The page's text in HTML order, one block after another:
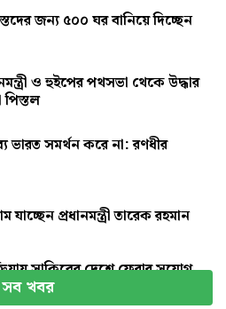
জন্য ৫০০ ঘর বানিয়ে দিচ্ছেন
ও হুইপের পথসভা থেকে উদ্ধার
পিস্তল
ভারত সমর্থন করে না: রণধীর
যাচ্ছেন প্রধানমন্ত্রী তারেক রহমান
সাকিবের দেশে ফেরার সুযোগ
সব খবর